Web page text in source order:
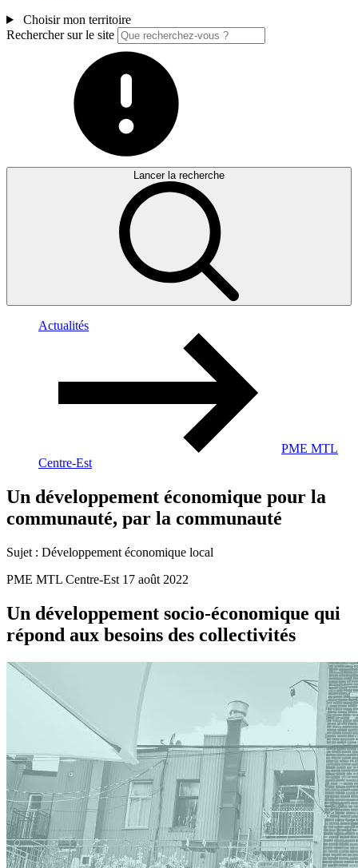
Choisir mon territoire
Rechercher sur le site
Lancer la recherche
Actualités
PME MTL
Centre-Est
Un développement économique pour la
communauté, par la communauté
Sujet : Développement économique local
PME MTL Centre-Est 17 août 2022
Un développement socio-économique qui
répond aux besoins des collectivités